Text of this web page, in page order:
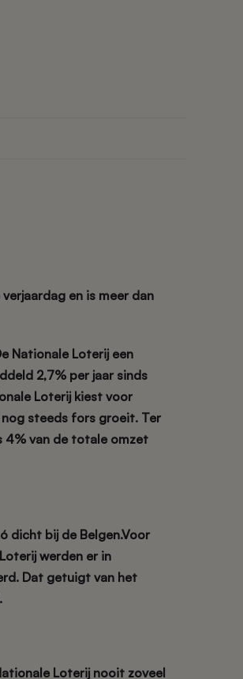
en is meer dan
Nationale Loterij een
2,7% per jaar sinds
Loterij kiest voor
steeds fors groeit. Ter
4% van de totale omzet
dicht bij de Belgen.Voor
werden er in
Dat getuigt van het
Loterij nooit zoveel